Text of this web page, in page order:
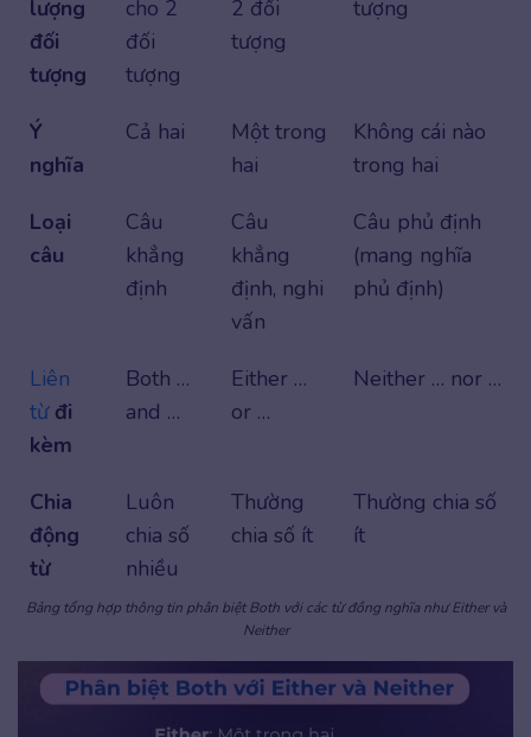
lượng
đối
tượng
cho 2
đối
tượng
2 đối
tượng
tượng
Ý
nghĩa
Cả hai
Một trong
hai
Không cái nào
trong hai
Loại
câu
Câu
khẳng
định
Câu
khẳng
định, nghi
vấn
Câu phủ định
(mang nghĩa
phủ định)
Liên
từđi
kèm
Both …
and …
Either …
or …
Neither … nor …
Chia
động
từ
Luôn
chia số
nhiều
Thường
chia số ít
Thường chia số
ít
Bảng tổng hợp thông tin phân biệt Both với các từ đồng nghĩa như Either và
Neither